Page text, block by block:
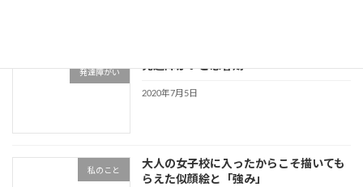
発達障がい
発達障がいと思春期
2020年7月5日
私のこと
大人の女子校に入ったからこそ描いても
らえた似顔絵と「強み」